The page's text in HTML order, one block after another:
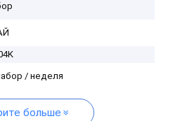
/ неделя
больше